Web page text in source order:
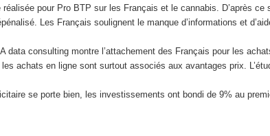
pour Pro BTP sur les Français et le cannabis. D’après
Les Français soulignent le manque d’informations et
consulting montre l’attachement des Français pour les
achats en ligne sont surtout associés aux avantages prix.
se porte bien, les investissements ont bondi de 9% au